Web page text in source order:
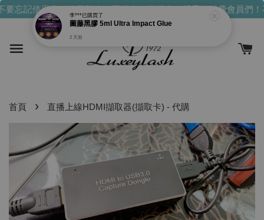
忘記使用你們的發財金！買越多，送越多！親愛的消費會員們！
首頁 › 直播上線HDMI擷取器(擷取卡) - 代購
李***已購買了
圖藤黑膠 5ml Ultra Impact Glue
2 天前